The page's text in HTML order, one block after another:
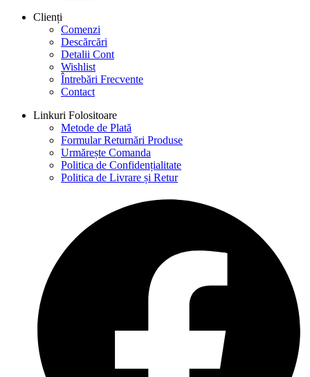
Clienți
Comenzi
Descărcări
Detalii Cont
Wishlist
Întrebări Frecvente
Contact
Linkuri Folositoare
Metode de Plată
Formular Returnări Produse
Urmărește Comanda
Politica de Confidențialitate
Politica de Livrare și Retur